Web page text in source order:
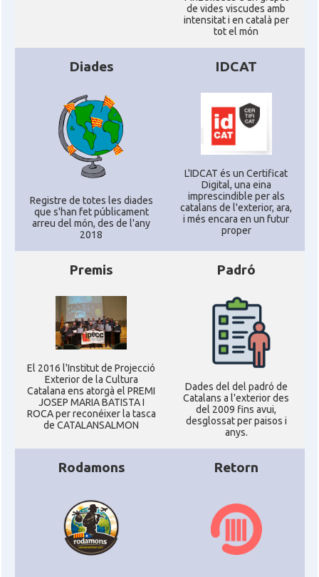
de vides viscudes amb
intensitat i en català per
tot el món
Diades
Registre de totes les diades
que s'han fet públicament
arreu del món, des de l'any
2018
IDCAT
L'IDCAT és un Certificat
Digital, una eina
imprescindible per als
catalans de l'exterior, ara,
i més encara en un futur
proper
Premis
El 2016 l'Institut de Projecció
Exterior de la Cultura
Catalana ens atorgà el PREMI
JOSEP MARIA BATISTA I
ROCA per reconéixer la tasca
de CATALANSALMON
Padró
Dades del del padró de
Catalans a l'exterior des
del 2009 fins avui,
desglossat per paisos i
anys.
Rodamons Retorn